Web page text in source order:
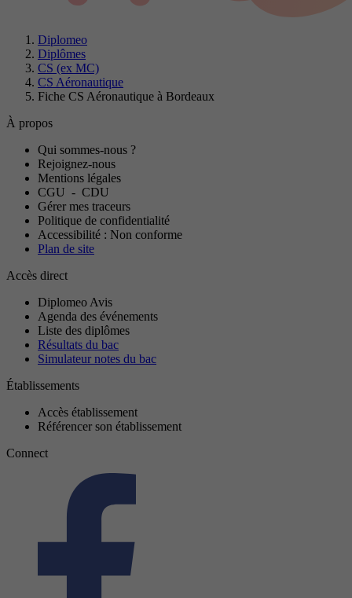
Diplomeo
Diplômes
CS (ex MC)
CS Aéronautique
Fiche CS Aéronautique à Bordeaux
À propos
Qui sommes-nous ?
Rejoignez-nous
Mentions légales
CGU - CDU
Gérer mes traceurs
Politique de confidentialité
Accessibilité : Non conforme
Plan de site
Accès direct
Diplomeo Avis
Agenda des événements
Liste des diplômes
Résultats du bac
Simulateur notes du bac
Établissements
Accès établissement
Référencer son établissement
Connect